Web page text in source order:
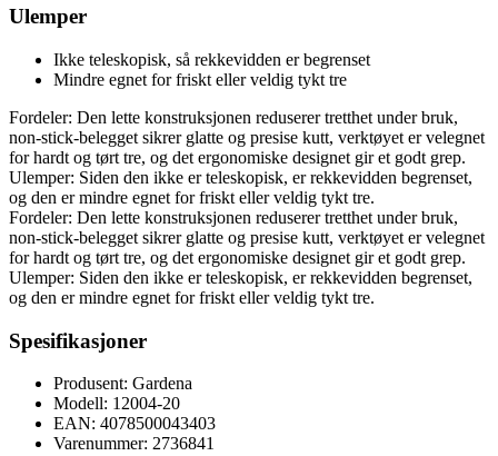
Ulemper
Ikke teleskopisk, så rekkevidden er begrenset
Mindre egnet for friskt eller veldig tykt tre
Fordeler: Den lette konstruksjonen reduserer tretthet under bruk,
non-stick-belegget sikrer glatte og presise kutt, verktøyet er velegnet
for hardt og tørt tre, og det ergonomiske designet gir et godt grep.
Ulemper: Siden den ikke er teleskopisk, er rekkevidden begrenset,
og den er mindre egnet for friskt eller veldig tykt tre.
Fordeler: Den lette konstruksjonen reduserer tretthet under bruk,
non-stick-belegget sikrer glatte og presise kutt, verktøyet er velegnet
for hardt og tørt tre, og det ergonomiske designet gir et godt grep.
Ulemper: Siden den ikke er teleskopisk, er rekkevidden begrenset,
og den er mindre egnet for friskt eller veldig tykt tre.
Spesifikasjoner
Produsent: Gardena
Modell: 12004-20
EAN: 4078500043403
Varenummer: 2736841